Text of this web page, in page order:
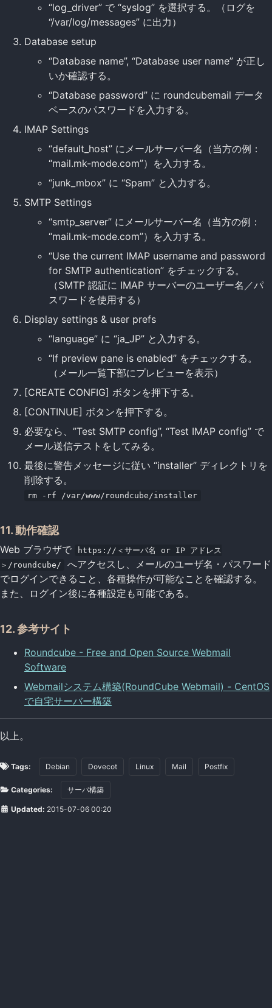
“log_driver” で “syslog” を選択する。（ログを
“/var/log/messages” に出力）
Database setup
“Database name”, “Database user name” が正し
いか確認する。
“Database password” に roundcubemail データ
ベースのパスワードを入力する。
IMAP Settings
“default_host” にメールサーバー名（当方の例：
“mail.mk-mode.com”）を入力する。
“junk_mbox” に “Spam” と入力する。
SMTP Settings
“smtp_server” にメールサーバー名（当方の例：
“mail.mk-mode.com”）を入力する。
“Use the current IMAP username and password
for SMTP authentication” をチェックする。
（SMTP 認証に IMAP サーバーのユーザー名／パ
スワードを使用する）
Display settings & user prefs
“language” に “ja_JP” と入力する。
“If preview pane is enabled” をチェックする。
（メール一覧下部にプレビューを表示）
[CREATE CONFIG] ボタンを押下する。
[CONTINUE] ボタンを押下する。
必要なら、”Test SMTP config”, “Test IMAP config” で
メール送信テストをしてみる。
最後に警告メッセージに従い “installer” ディレクトリを
削除する。
rm -rf /var/www/roundcube/installer
11. 動作確認
Web ブラウザで
https://＜サーバ名 or IP アドレス
＞/roundcube/
へアクセスし、メールのユーザ名・パスワード
でログインできること、各種操作が可能なことを確認する。
また、ログイン後に各種設定も可能である。
12. 参考サイト
Roundcube - Free and Open Source Webmail
Software
Webmailシステム構築(RoundCube Webmail) - CentOS
で自宅サーバー構築
以上。
Tags: Debian Dovecot Linux Mail Postfix
Categories: サーバ構築
Updated: 2015-07-06 00:20